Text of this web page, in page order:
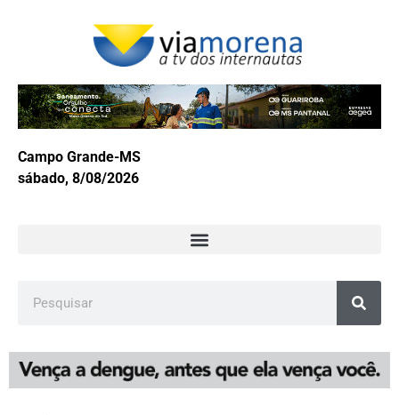
Campo Grande-MS
sábado, 8/08/2026